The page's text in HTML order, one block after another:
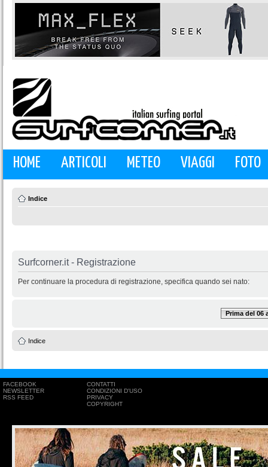
HOME ARTICOLI METEO VIAGGI FOTO
Indice
Surfcorner.it - Registrazione
Per continuare la procedura di registrazione, specifica quando sei nato:
Prima del 06
Indice
FACEBOOK
NEWSLETTER
RSS FEED
CONTATTI
CONDIZIONI D'USO
PRIVACY
COPYRIGHT